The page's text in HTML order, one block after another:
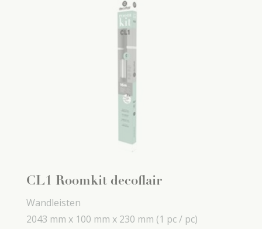
CL1 Roomkit decoflair
Wandleisten
2043 mm x 100 mm x 230 mm (1 pc / pc)